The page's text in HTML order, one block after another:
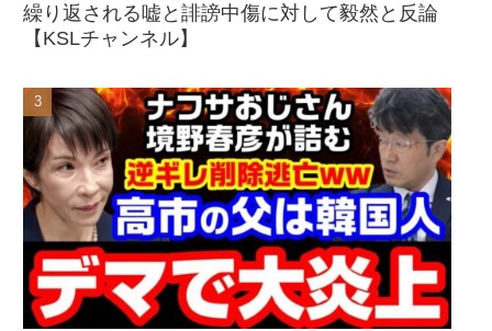
繰り返される嘘と誹謗中傷に対して毅然と反論
【KSLチャンネル】